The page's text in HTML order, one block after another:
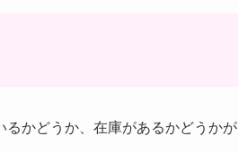
かどうか、在庫があるかどうかが